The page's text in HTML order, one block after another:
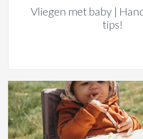
Vliegen met baby |
tips!